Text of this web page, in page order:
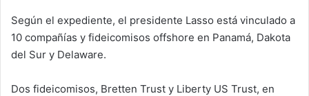
Según el expediente, el presidente Lasso está vinculado a
10 compañías y fideicomisos offshore en Panamá, Dakota
del Sur y Delaware.
Dos fideicomisos, Bretten Trust y Liberty US Trust, en